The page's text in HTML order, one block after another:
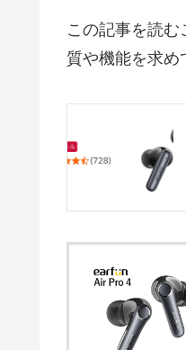
この記事を読
質や機能を求め